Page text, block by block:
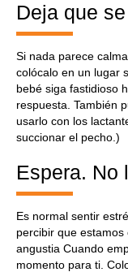
Deja que
Si nada parece
colócalo en un lugar
bebé siga fastidioso
respuesta. También
usarlo con los
succionar el pecho.)
Espera. No
Es normal sentir
percibir que
angustia Cuando
momento para ti.